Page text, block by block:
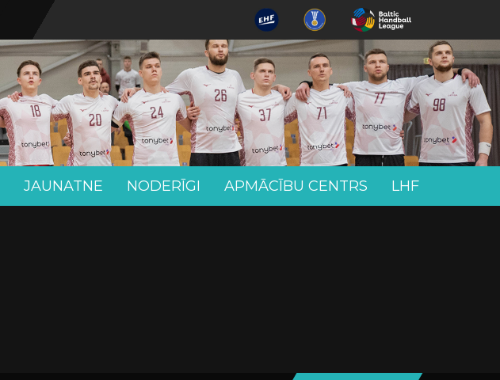
JAUNATNE NODERĪGI APMĀCĪBU CENTRS LHF